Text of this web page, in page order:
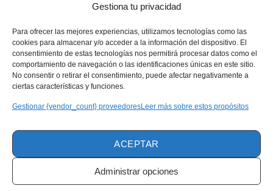
Gestiona tu privacidad
Para ofrecer las mejores experiencias, utilizamos tecnologías como las
cookies para almacenar y/o acceder a la información del dispositivo. El
consentimiento de estas tecnologías nos permitirá procesar datos como el
comportamiento de navegación o las identificaciones únicas en este sitio.
No consentir o retirar el consentimiento, puede afectar negativamente a
ciertas características y funciones.
Gestionar {vendor_count} proveedoresLeer más sobre estos propósitos
ACEPTAR
Administrar opciones
Préstamos personales flexibles: descubre cómo
pueden ayudarte a mejorar tus finanzas
Más fácil que nunca: préstamos personales para tus
necesidades
Más allá del apoyo financiero, esta entidad se destaca por
su compromiso con el desarrollo integral de sus clientes.
Los estudiantes no solo acceden a préstamos, sino que
también disfrutan de recursos educativos gratuitos que les